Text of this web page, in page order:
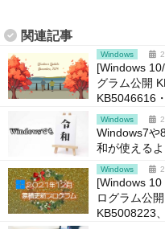
関連記事
Windows
[Windows
グラム公開
KB5046616
Windows
Windows7や
和が使える
Windows
[Windows
ログラム公
KB5008223